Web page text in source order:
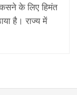
के लिए हिमंत
है। राज्य में